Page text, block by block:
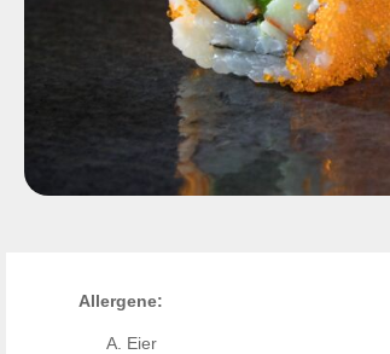
Allergene:
Eier